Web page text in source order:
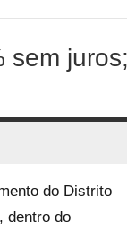
sem
do Distrito
dentro do